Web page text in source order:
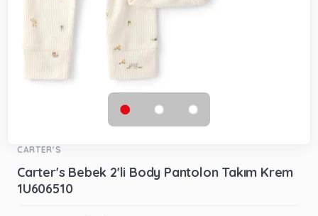
CARTER'S
Carter's Bebek 2'li Body Pantolon Takım Krem
1U606510